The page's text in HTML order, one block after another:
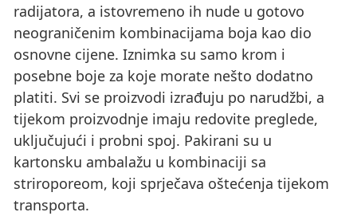
radijatora, a istovremeno ih nude u gotovo
neograničenim kombinacijama boja kao dio
osnovne cijene. Iznimka su samo krom i
posebne boje za koje morate nešto dodatno
platiti. Svi se proizvodi izrađuju po narudžbi, a
tijekom proizvodnje imaju redovite preglede,
uključujući i probni spoj. Pakirani su u
kartonsku ambalažu u kombinaciji sa
striroporeom, koji sprječava oštećenja tijekom
transporta.